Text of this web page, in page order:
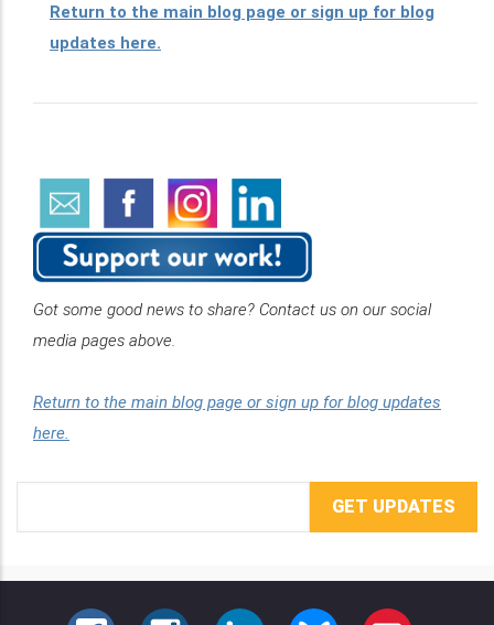
Return to the main blog page or sign up for blog
updates here.
Got some good news to share? Contact us on our social
media pages above.
Return to the main blog page or sign up for blog updates
here.
Address